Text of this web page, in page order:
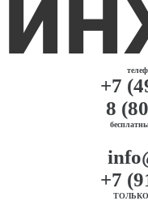
+7
8
+7
ТОЛЬКО